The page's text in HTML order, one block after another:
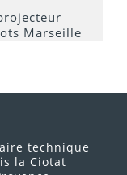
technique
la Ciotat